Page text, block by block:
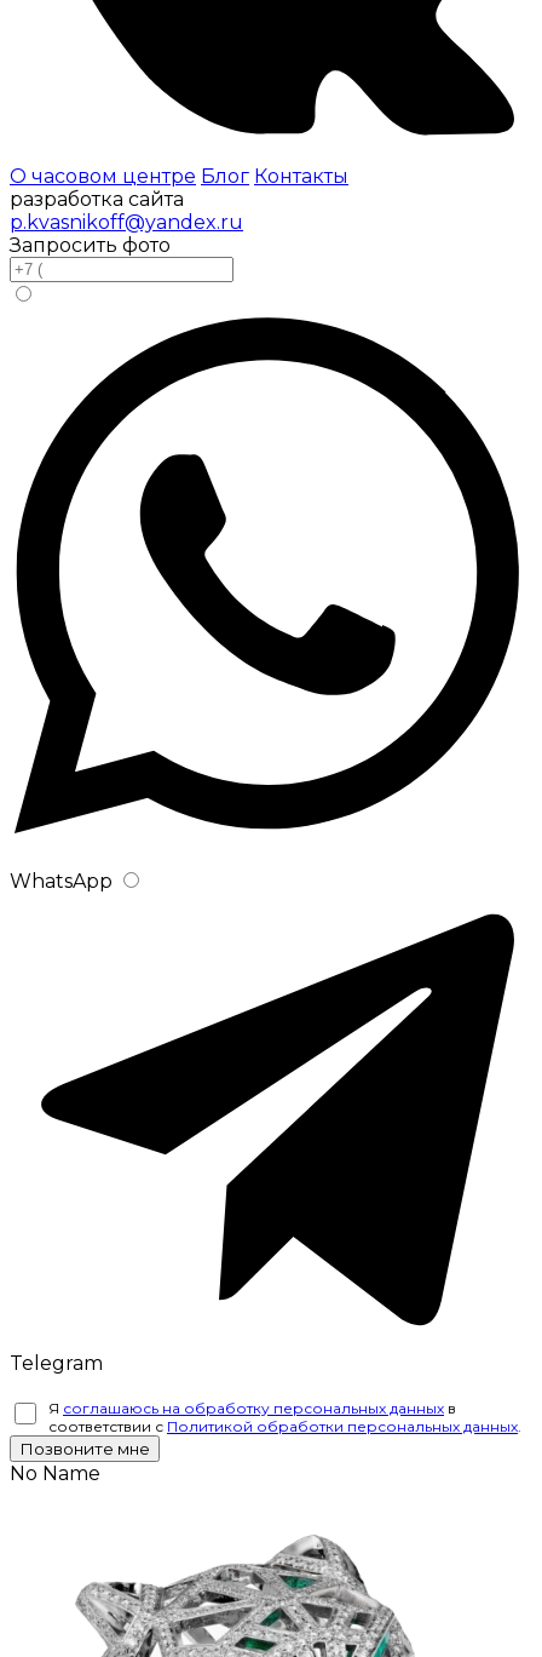
О часовом центре Блог Контакты
разработка сайта
p.kvasnikoff@yandex.ru
Запросить фото
WhatsApp
Telegram
Я соглашаюсь на обработку персональных данных в
соответствии с Политикой обработки персональных данных
Позвоните мне
No Name